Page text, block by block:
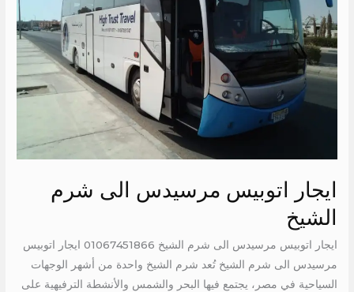
ايجار اتوبيس مرسيدس الى شرم
الشيخ
ايجار اتوبيس مرسيدس الى شرم الشيخ 01067451866 ايجار اتوبيس
مرسيدس الى شرم الشيخ تُعد شرم الشيخ واحدة من أشهر الوجهات
السياحية في مصر، يجتمع فيها البحر والشمس والأنشطة الترفيهية على
شرم
الشيخ